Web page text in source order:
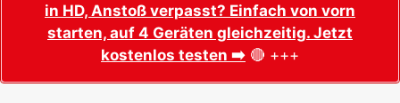
in HD, Anstoß verpasst? Einfach von vorn
starten, auf 4 Geräten gleichzeitig. Jetzt
kostenlos testen ➡️ 🔴 +++